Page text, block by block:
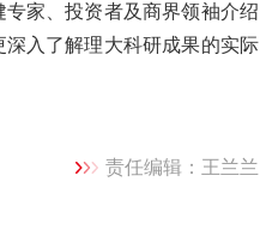
家、投资者及商界领袖介绍
入了解理大科研成果的实际
责任编辑：王兰兰